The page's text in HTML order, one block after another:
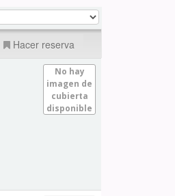
Hacer reserva
No hay
imagen de
cubierta
disponible